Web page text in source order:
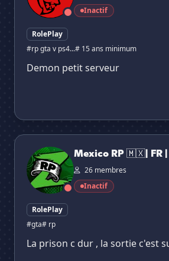
Inactif
RolePlay
#rp gta v ps4...# 15 ans minimum
Demon petit serveur
Mexico RP 🇲🇽| FR | PS4
Mexico RP 🇲🇽| FR |
26 membres
Inactif
RolePlay
#gta# rp
La prison c dur , la sortie c'est